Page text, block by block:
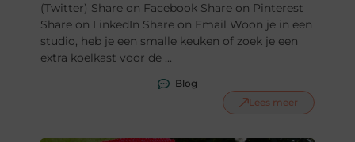
(Twitter) Share on Facebook Share on Pinterest
Share on LinkedIn Share on Email Woon je in een
studio, heb je een smalle keuken of zoek je een
extra koelkast voor de ...
Blog
Lees meer